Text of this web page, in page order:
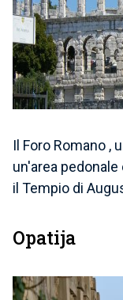
Il Foro Romano ,
un'area
il Tempio di
Opatija